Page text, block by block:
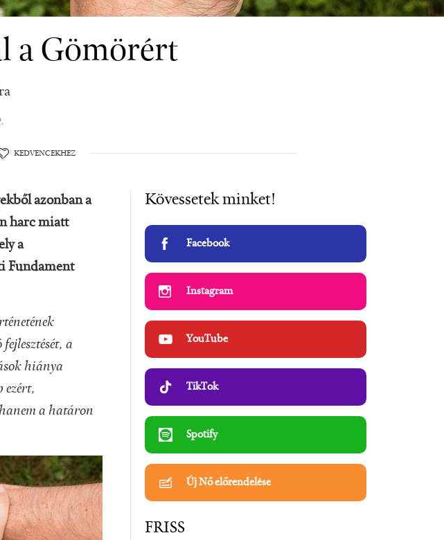
a Gömörért
KEDVENCEKHEZ
azonban a
harc miatt
a
Fundament
a
hiánya
ezért,
a határon
Kövessetek minket!
Facebook
Instagram
YouTube
TikTok
Spotify
Új Nő előrendelése
FRISS